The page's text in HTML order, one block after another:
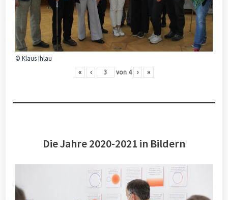
© Klaus Ihlau
« ‹ von 4 › »
Die Jahre 2020-2021 in Bildern